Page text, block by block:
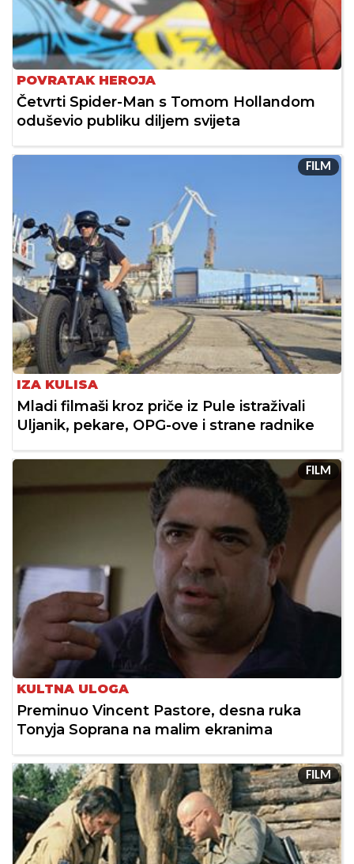
POVRATAK HEROJA
Četvrti Spider-Man s Tomom Hollandom
oduševio publiku diljem svijeta
FILM
IZA KULISA
Mladi filmaši kroz priče iz Pule istraživali
Uljanik, pekare, OPG-ove i strane radnike
FILM
KULTNA ULOGA
Preminuo Vincent Pastore, desna ruka
Tonyja Soprana na malim ekranima
FILM